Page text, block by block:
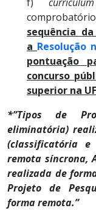
sequência
a Resolução
pontuação
concurso
superior na
*”Tipos de
eliminatória)
(classificatória
remota síncrona,
realizada de
Projeto de
forma remota.”